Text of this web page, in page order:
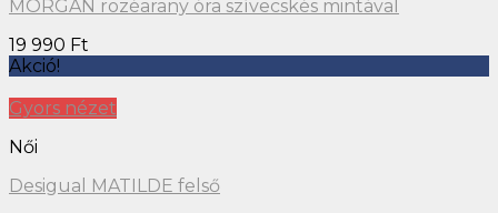
MORGAN rozéarany óra szívecskés mintával
19 990 Ft
Akció!
Gyors nézet
Női
Desigual MATILDE felső